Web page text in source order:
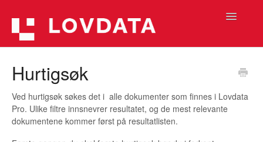
Toggle
Informasjon
Hurtigsøk
Ved hurtigsøk søkes det i alle dokumenter som finnes i Lovdata
Pro. Ulike filtre innsnevrer resultatet, og de mest relevante
dokumentene kommer først på resultatlisten.